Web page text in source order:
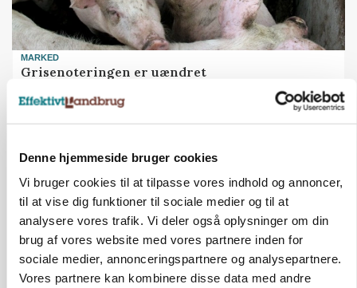
Denne hjemmeside bruger cookies
Vi bruger cookies til at tilpasse vores indhold og annoncer,
til at vise dig funktioner til sociale medier og til at
analysere vores trafik. Vi deler også oplysninger om din
brug af vores website med vores partnere inden for
sociale medier, annonceringspartnere og analysepartnere.
Vores partnere kan kombinere disse data med andre
MARKED
Grisenoteringen er uændret